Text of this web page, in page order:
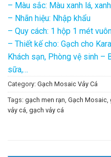
– Màu sắc: Màu xanh lá,
– Nhãn hiệu: Nhập khẩu
– Quy cách: 1 hộp 1 mét
– Thiết kế cho: Gạch cho
Khách sạn, Phòng vệ sinh –
sữa,…
Category: Gạch Mosaic Vảy Cá
Tags: gạch men rạn, Gạch Mosaic,
vảy cá, gạch vảy cá